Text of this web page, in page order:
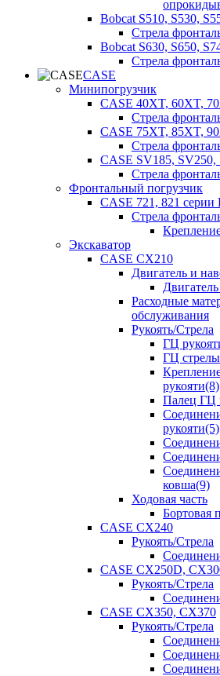
Bobcat S510, S530,
Стрела
Bobcat S630, S650,
Стрела
CASE
Минипогрузчик
CASE 40XT, 60XT,
Стрела
CASE 75XT, 85XT,
Стрела
CASE SV185, SV250,
Стрела
Фронтальный погрузчик
CASE 721, 821 серии
Стрела
Экскаватор
CASE CX210
Двигатель и
Расходные
обслуживания
Рукоять/Стрела
ГЦ
ГЦ стрелы
рукояти(8)
Палец ГЦ
рукояти(5)
ковша(9)
Ходовая часть
Бортовая
CASE CX240
Рукоять/Стрела
CASE CX250D,
Рукоять/Стрела
CASE CX350, CX370
Рукоять/Стрела